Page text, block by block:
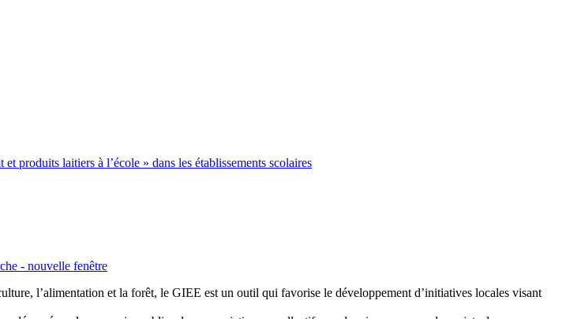
produits laitiers à l’école » dans les établissements scolaires
l’alimentation et la forêt, le GIEE est un outil qui favorise le développement d’initiatives locales visant